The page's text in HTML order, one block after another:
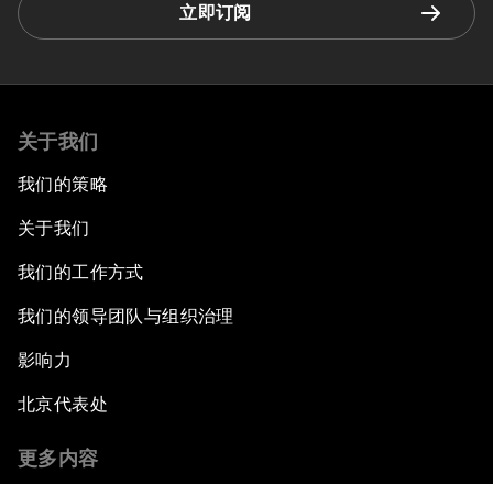
立即订阅
关于我们
我们的策略
关于我们
我们的工作方式
我们的领导团队与组织治理
影响力
北京代表处
更多内容